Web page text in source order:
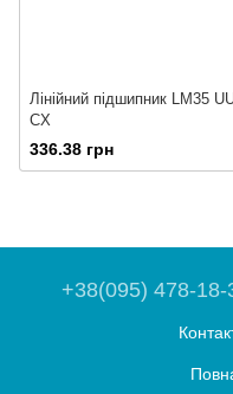
Лінійний підшипник LM35
CX
336.38 грн
+38(095) 478-18-